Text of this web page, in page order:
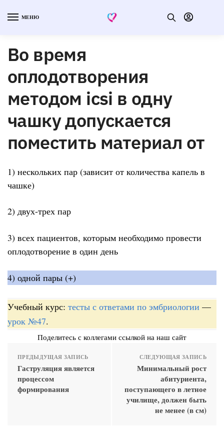
МЕНЮ
Во время
оплодотворения
методом icsi в одну
чашку допускается
поместить материал от
1) нескольких пар (зависит от количества капель в
чашке)
2) двух-трех пар
3) всех пациентов, которым необходимо провести
оплодотворение в один день
4) одной пары (+)
Учебный курс: тесты с ответами по эмбриологии —
урок №47.
Поделитесь с коллегами ссылкой на наш сайт
ПРЕДЫДУЩАЯ ЗАПИСЬ
Гаструляция является
процессом
формирования
СЛЕДУЮЩАЯ ЗАПИСЬ
Минимальный рост
абитуриента,
поступающего в летное
училище, должен быть
не менее (в см)